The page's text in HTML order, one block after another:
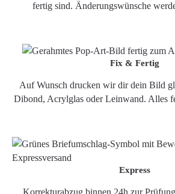
fertig sind. Änderungswünsche
Fix & Fertig
Auf Wunsch drucken wir dir dein Bild
Dibond, Acrylglas oder Leinwand. Alles
Express
Korrekturabzug binnen 24h zur